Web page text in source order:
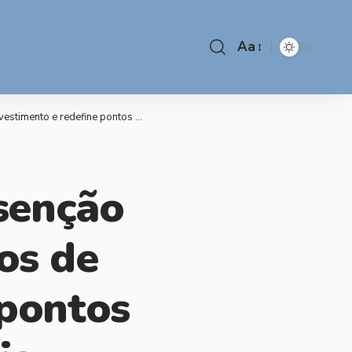
Aa
pontos da reforma tributária
de